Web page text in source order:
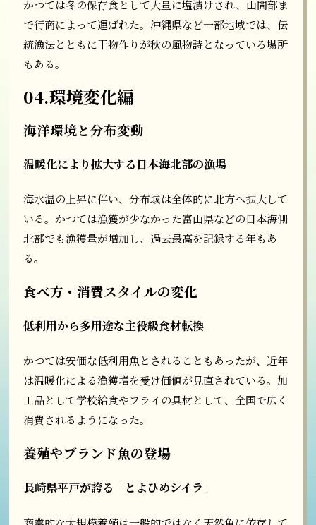
かつては冬の保存食として大量に塩漬けされ、山間部ま
で行商によって運ばれた。沖縄県など一部地域では、伝
統漁法とともに干物作りが秋の風物詩となっている場所
もある。
04.環境変化編
海洋環境と分布変動
温暖化により拡大する日本海北部の漁場
海水温の上昇に伴い、分布域は全体的に北方へ拡大して
いる。かつては漁獲が少なかった富山県などの日本海側
北部でも漁獲量が増加し、過去最高を記録する年もあ
る。
食べ方・消費スタイルの変化
低利用から多用途な主役級食材転換
かつては安価な低利用魚とされることもあったが、近年
は温暖化による漁獲増を受け価値が見直されている。加
工品として学校給食やフライの具材として、全国で広く
消費されるようになった。
養殖やブランド魚の登場
長崎県平戸が誇る「とよひめシイラ」